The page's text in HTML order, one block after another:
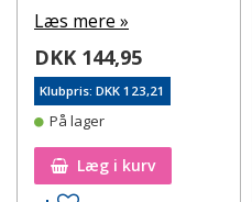
Læs mere »
DKK 144,95
Klubpris: DKK 123,21
På lager
Læg i kurv